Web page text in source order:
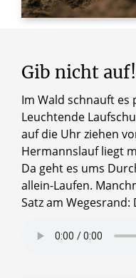
Gib nicht auf!
Im Wald schnauft es
Leuchtende
auf die Uhr ziehen
Hermannslauf liegt
Da geht es ums
allein-Laufen.
Satz am Wegesrand: